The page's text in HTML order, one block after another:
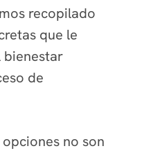
recopilado
que le
bienestar
de
no son